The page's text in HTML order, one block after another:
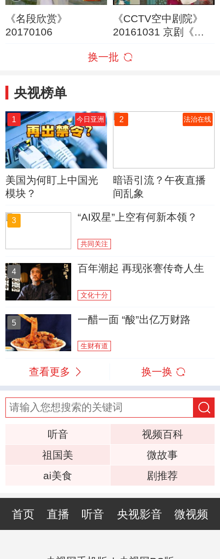
《名段欣赏》
20170106
《CCTV空中剧院》
20161031 京剧《诗
换一批
央视榜单
1 今日亚洲
美国为何盯上中国光
模块？
2 法治在线
暗语引流？午夜直播
间乱象
3 “AI双星”上空有何新本领？
共同关注
4 百年潮起 再现张謇传奇人生
文化十分
5 一醋一面 “酸”出亿万财路
生财有道
查看更多 换一换
听音
视频百科
祖国美
微故事
ai美食
剧推荐
首页 直播 听音 央视影音 微视频